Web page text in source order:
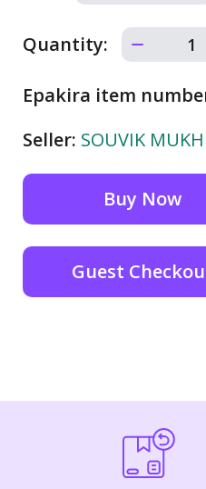
Quantity:
Epakira item
Seller: SOUVIK
Buy Now
Guest